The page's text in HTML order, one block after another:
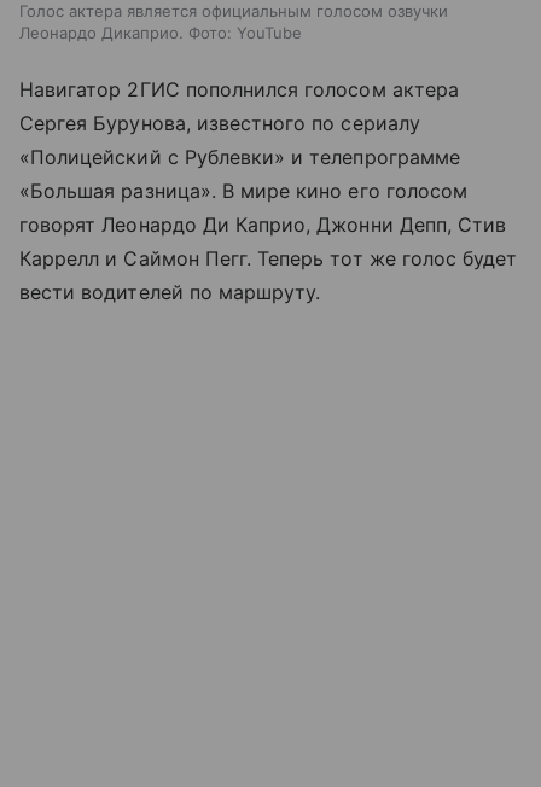
Голос актера является официальным голосом озвучки
Леонардо Дикаприо. Фото: YouTube
Навигатор 2ГИС пополнился голосом актера
Сергея Бурунова, известного по сериалу
«Полицейский с Рублевки» и телепрограмме
«Большая разница». В мире кино его голосом
говорят Леонардо Ди Каприо, Джонни Депп, Стив
Каррелл и Саймон Пегг. Теперь тот же голос будет
вести водителей по маршруту.